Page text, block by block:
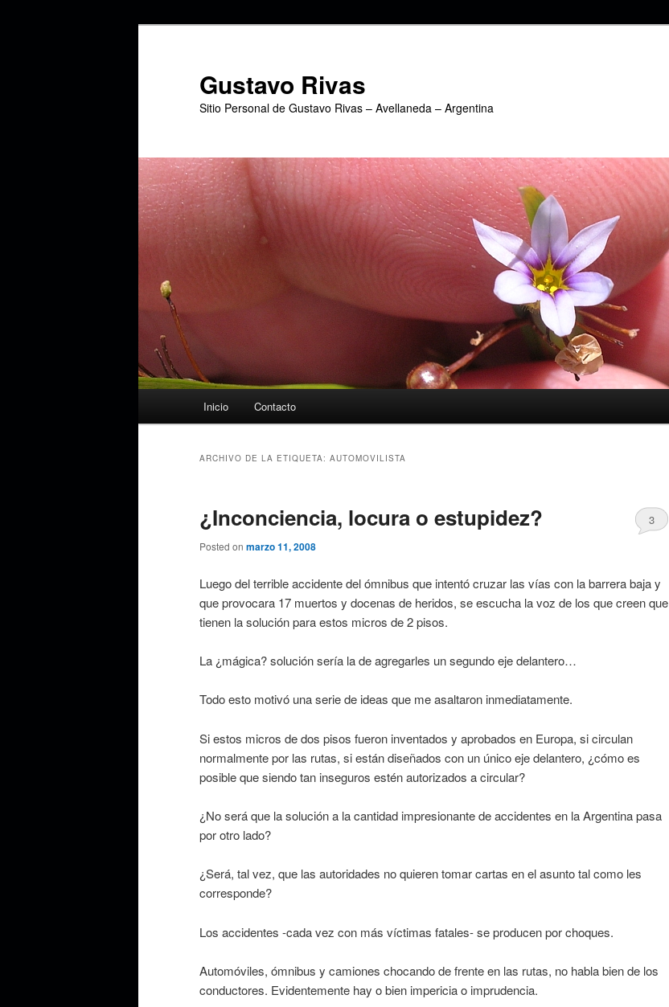
Gustavo Rivas
Sitio Personal de Gustavo Rivas – Avellaneda – Argentina
Inicio Contacto
ARCHIVO DE LA ETIQUETA: AUTOMOVILISTA
¿Inconciencia, locura o estupidez?
Posted on marzo 11, 2008
3
Luego del terrible accidente del ómnibus que intentó cruzar las vías con la barrera baja y
que provocara 17 muertos y docenas de heridos, se escucha la voz de los que creen que
tienen la solución para estos micros de 2 pisos.
La ¿mágica? solución sería la de agregarles un segundo eje delantero…
Todo esto motivó una serie de ideas que me asaltaron inmediatamente.
Si estos micros de dos pisos fueron inventados y aprobados en Europa, si circulan
normalmente por las rutas, si están diseñados con un único eje delantero, ¿cómo es
posible que siendo tan inseguros estén autorizados a circular?
¿No será que la solución a la cantidad impresionante de accidentes en la Argentina pasa
por otro lado?
¿Será, tal vez, que las autoridades no quieren tomar cartas en el asunto tal como les
corresponde?
Los accidentes -cada vez con más víctimas fatales- se producen por choques.
Automóviles, ómnibus y camiones chocando de frente en las rutas, no habla bien de los
conductores. Evidentemente hay o bien impericia o imprudencia.